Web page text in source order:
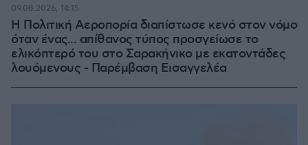
Η Πολιτική Αεροπορία διαπίστωσε κενό στον νόμο
όταν ένας... απίθανος τύπος προσγείωσε το
ελικόπτερό του στο Σαρακήνικο με εκατοντάδες
λουόμενους - Παρέμβαση Εισαγγελέα
09.08.2026, 14:15